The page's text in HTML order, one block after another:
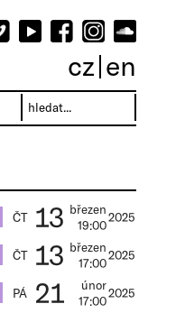
cz en
ČT 13 březen
19:00
2025
ČT 13 březen
17:00
2025
PÁ 21
únor
17:00
2025